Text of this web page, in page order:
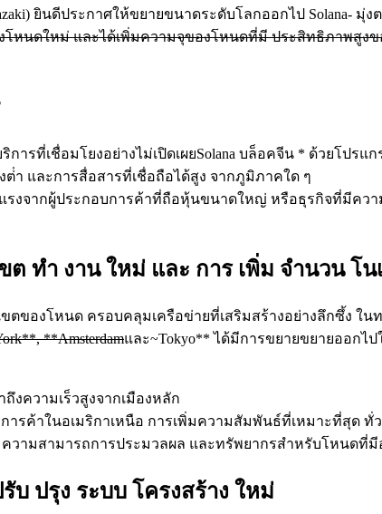
ยินดีประกาศให้ขยายขนาดระดับโลกออกไป Solana- มุ่ง
โหนดใหม่ และได้เพิ่มความจุของโหนดที่มี ประสิทธิภาพสูงข
บริการที่เชื่อมโยงอย่างไม่เปิดเผยSolana บล็อคจีน * ด้วยโป
า และการสื่อสารที่เชื่อถือได้สูง จากภูมิภาคใด ๆ
งจากผู้ประกอบการค้าที่ถือหุ้นขนาดใหญ่ หรือธุรกิจที่มีควา
ทํา งาน ใหม่ และ การ เพิ่ม จํานวน โน
ขตของโหนด ครอบคลุมเครือข่ายที่เสริมสร้างอย่างลึกซึ้ง
**Amsterdamและ~Tokyo** ได้มีการขยายขยายออก
งความเร็วสูงจากเมืองหลัก
รค้าในอเมริกาเหนือ การเพิ่มความสัมพันธ์ที่เหมาะที่สุด ทั่
มความสามารถการประมวลผล และทรัพยากรสําหรับโหนด
บ ปรุง ระบบ โครงสร้าง ใหม่